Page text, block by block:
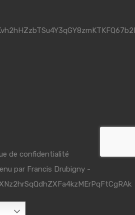
de confidentialité
par Francis Drubigny -